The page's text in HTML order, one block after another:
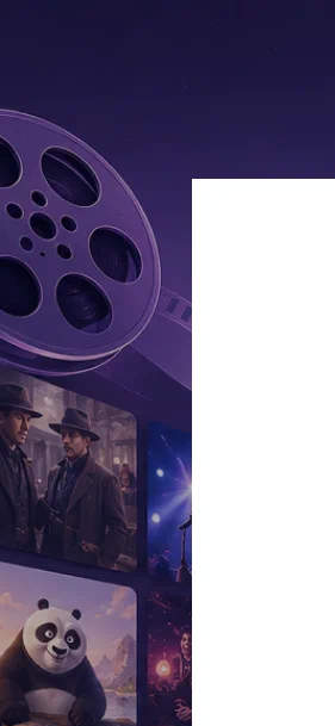
Эксклюзив Реалити
Фильмы Сериалы Шоу
#Быт #Деньги #Дети #Дом
# Путешествия # Российские звезды
отношения #реалити #
Промокоды Островок Промокоды Отелло